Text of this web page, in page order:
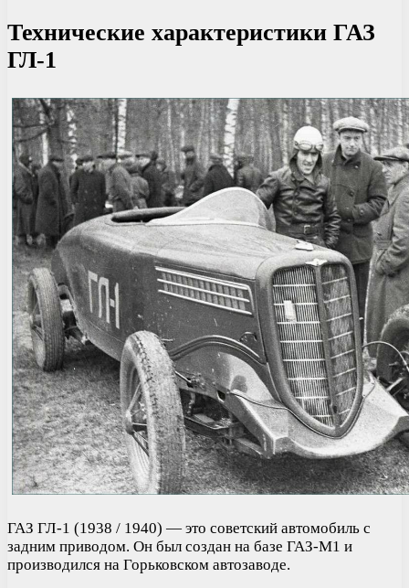
Технические характеристики ГАЗ
ГЛ-1
ГАЗ ГЛ-1 (1938 / 1940) — это советский автомобиль с
задним приводом. Он был создан на базе ГАЗ-М1 и
производился на Горьковском автозаводе.